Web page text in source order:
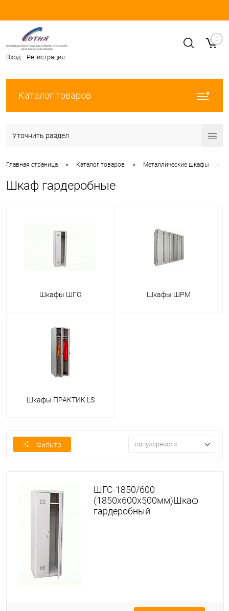
Вход Регистрация
0
Каталог товаров
Уточнить раздел
Главная страница • Каталог товаров • Металлические шкафы •
Шкаф гардеробные
Шкафы ШГС Шкафы ШРМ
Шкафы ПРАКТИК LS
Фильтр популярности
ШГС-1850/600
(1850х600х500мм)Шкаф
гардеробный